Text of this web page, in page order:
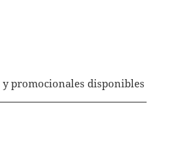
y promocionales disponibles